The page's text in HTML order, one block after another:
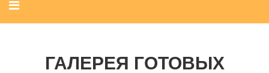
ГАЛЕРЕЯ ГОТОВЫХ